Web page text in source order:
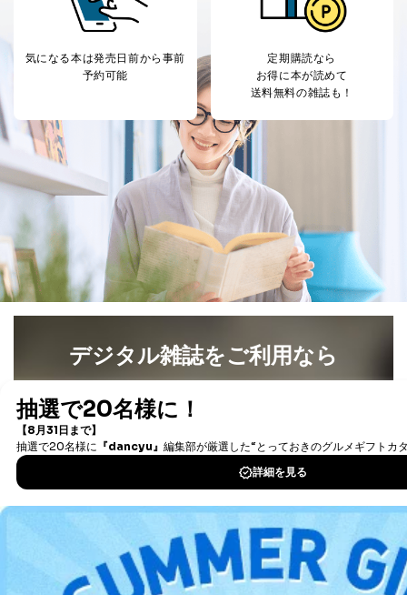
当社は、本人から、開示対象個人情報について利用目的
の通知を求められた場合には、遅滞なくこれに応じま
す。ただし、以下①～④のいずれかに該当する場合は、
利用目的の通知を行なうことはできません。そのとき
は、本人に遅滞無くその旨を通知するとともに、理由を
①利用目的を本人に通知し、又は公表することによって
本人又は第三者の生命、身体、財産その他の権利利益を
害するおそれがある場合
②利用目的を本人に通知し、又は公表することによって
当該事業者の権利又は正当な利益を害するおそれがある
場合
③国の機関又は地方公共団体が法令の定める事務を遂行
することに対して協力する必要がある場合であって、利
用目的を本人に通知し、又は公表することによって当該
事務の遂行に支障を及ぼすおそれがあるとき
④開示対象個人情報の利用目的が明らかな場合
開示対象個人情報については、保有個人データの本人ま
たはその代理人からの利用目的の通知、開示、変更等
に対応させていただいております。 当社顧客の皆様の
個人情報は「マイページ」にログインしていただくこと
で、訂正、追加、変更を行っていただくことが出来ま
つきましては、下記Aをご覧ください。 また、ご登録い
番号、金融機関の名称あるいはクレジットカードの有効
期限など、商品のお届けやご請求を行う上で支障がある
情報に変更があった場合には、当社が登録情報を変更さ
せていただく場合があります。
気になる本は発売日前から事前
予約可能
定期購読なら
お得に本が読めて
送料無料の雑誌も！
デジタル雑誌をご利用なら
書籍）が無料で読み放題！
DOWNLOAD FOR IOS
DOWNLOAD FOR ANDROID
ご利用方法はこちら